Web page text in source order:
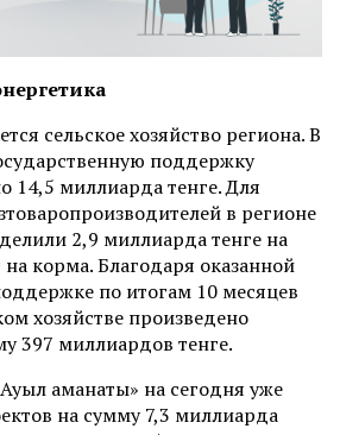
сельское хозяйство региона. В
поддержку
14,5 миллиарда тенге. Для
в регионе
2,9 миллиарда тенге на
корма. Благодаря оказанной
по итогам 10 месяцев
хозяйстве произведено
397 миллиардов тенге.
аманаты» на сегодня уже
на сумму 7,3 миллиарда